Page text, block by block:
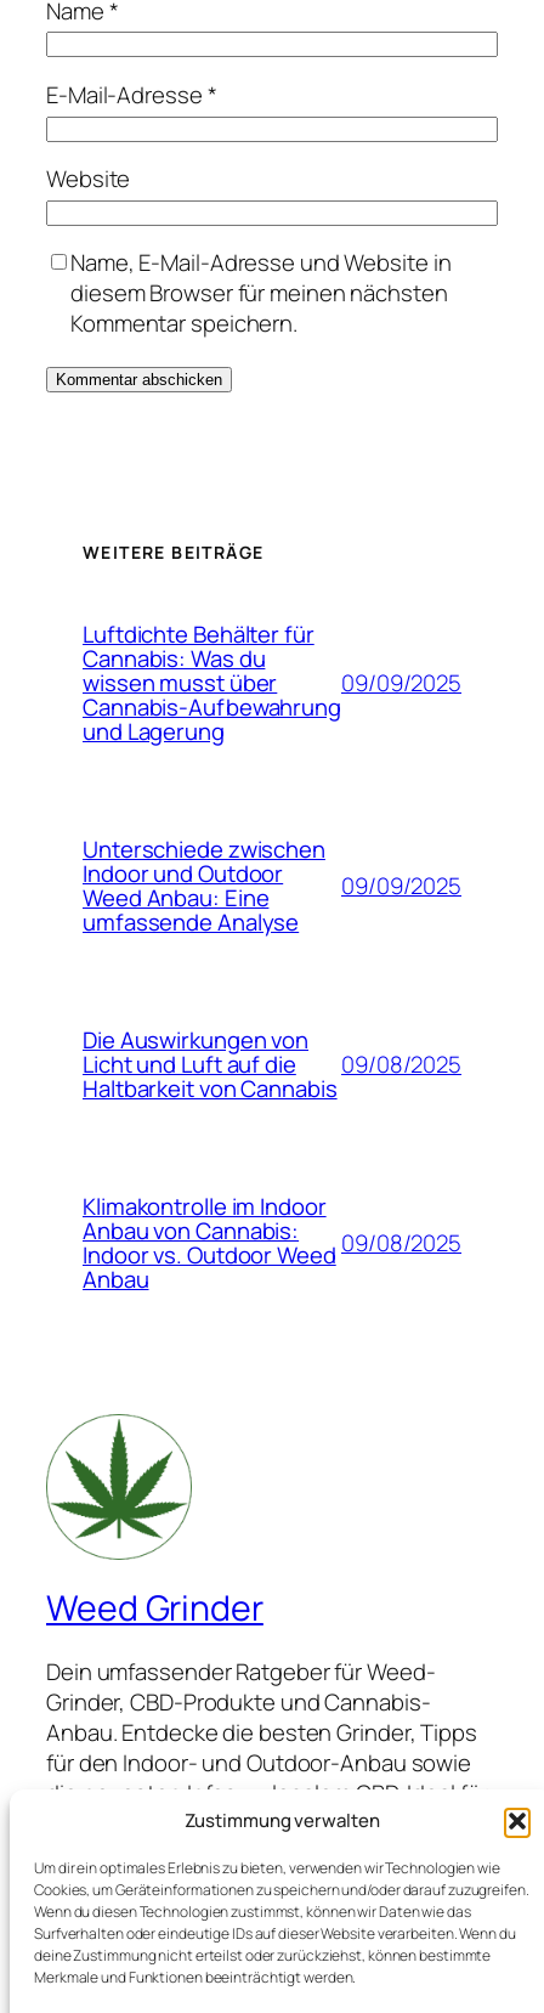
Zustimmung verwalten
Um dir ein optimales Erlebnis zu bieten, verwenden wir Technologien wie
Cookies, um Geräteinformationen zu speichern und/oder darauf zuzugreifen.
Wenn du diesen Technologien zustimmst, können wir Daten wie das
Surfverhalten oder eindeutige IDs auf dieser Website verarbeiten. Wenn du
deine Zustimmung nicht erteilst oder zurückziehst, können bestimmte
Merkmale und Funktionen beeinträchtigt werden.
Name*
E-Mail-Adresse*
Website
Name, E-Mail-Adresse und Website in
diesem Browser für meinen nächsten
Kommentar speichern.
WEITERE BEITRÄGE
Luftdichte Behälter für
Cannabis: Was du
wissen musst über
Cannabis-Aufbewahrung
und Lagerung
09/09/2025
Unterschiede zwischen
Indoor und Outdoor
Weed Anbau: Eine
umfassende Analyse
09/09/2025
Die Auswirkungen von
Licht und Luft auf die
Haltbarkeit von Cannabis
09/08/2025
Klimakontrolle im Indoor
Anbau von Cannabis:
Indoor vs. Outdoor Weed
Anbau
09/08/2025
Weed Grinder
Dein umfassender Ratgeber für Weed-
Grinder, CBD-Produkte und Cannabis-
Anbau. Entdecke die besten Grinder, Tipps
für den Indoor- und Outdoor-Anbau sowie
die neuesten Infos zu legalem CBD. Ideal für
Anfänger und Profis, die hochwertige
profitieren möchten.
Blog
Veranstaltungen